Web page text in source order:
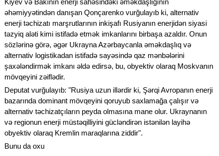
əhəmiyyətindən danışan Qonçarenko vurğulayıb ki, alternativ
enerji təchizatı marşrutlarının inkişafı Rusiyanın enerjidən siyasi
təzyiq aləti kimi istifadə etmək imkanlarını birbaşa azaldır. Onun
sözlərinə görə, əgər Ukrayna Azərbaycanla əməkdaşlıq və
alternativ logistikadan istifadə sayəsində qaz mənbələrini
şaxələndirmək imkanı əldə edirsə, bu, obyektiv olaraq Moskvanın
mövqeyini zəiflədir.
Deputat vurğulayıb: "Rusiya uzun illərdir ki, Şərqi Avropanın enerji
bazarında dominant mövqeyini qoruyub saxlamağa çalışır və
alternativ təchizatçıların peyda olmasına mane olur. Ukraynanın
və regionun enerji müstəqilliyini gücləndirən istənilən layihə
obyektiv olaraq Kremlin maraqlarına ziddir".
Bunu da oxu